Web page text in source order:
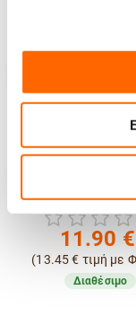
Caffe Lab
με Φ.Π.Α ) (